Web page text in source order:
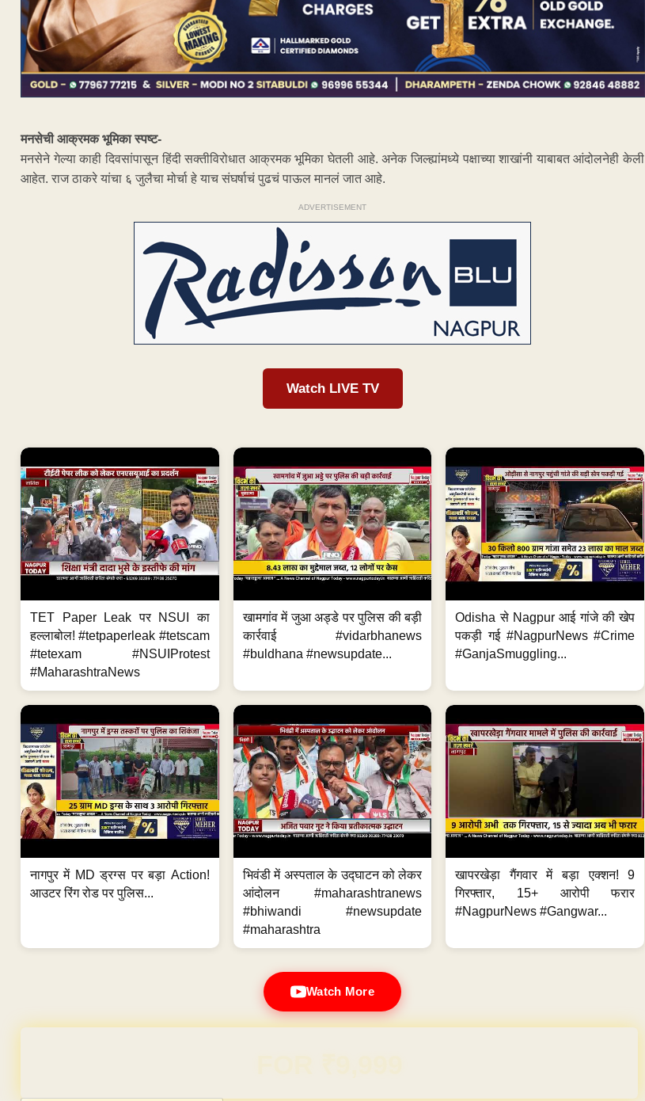
मनसेची आक्रमक भूमिका स्पष्ट-
मनसेने गेल्या काही दिवसांपासून हिंदी सक्तीविरोधात आक्रमक भूमिका घेतली आहे. अनेक जिल्ह्यांमध्ये पक्षाच्या शाखांनी याबाबत आंदोलनेही केली
आहेत. राज ठाकरे यांचा ६ जुलैचा मोर्चा हे याच संघर्षाचं पुढचं पाऊल मानलं जात आहे.
ADVERTISEMENT
Watch LIVE TV
TET Paper Leak पर NSUI का
हल्लाबोल! #tetpaperleak #tetscam
#tetexam #NSUIProtest
#MaharashtraNews
खामगांव में जुआ अड्डे पर पुलिस की बड़ी
कार्रवाई #vidarbhanews
#buldhana #newsupdate...
Odisha से Nagpur आई गांजे की खेप
पकड़ी गई #NagpurNews #Crime
#GanjaSmuggling...
नागपुर में MD ड्रग्स पर बड़ा Action!
आउटर रिंग रोड पर पुलिस...
भिवंडी में अस्पताल के उद्घाटन को लेकर
आंदोलन #maharashtranews
#bhiwandi #newsupdate
#maharashtra
खापरखेड़ा गैंगवार में बड़ा एक्शन! 9
गिरफ्तार, 15+ आरोपी फरार
#NagpurNews #Gangwar...
Watch More